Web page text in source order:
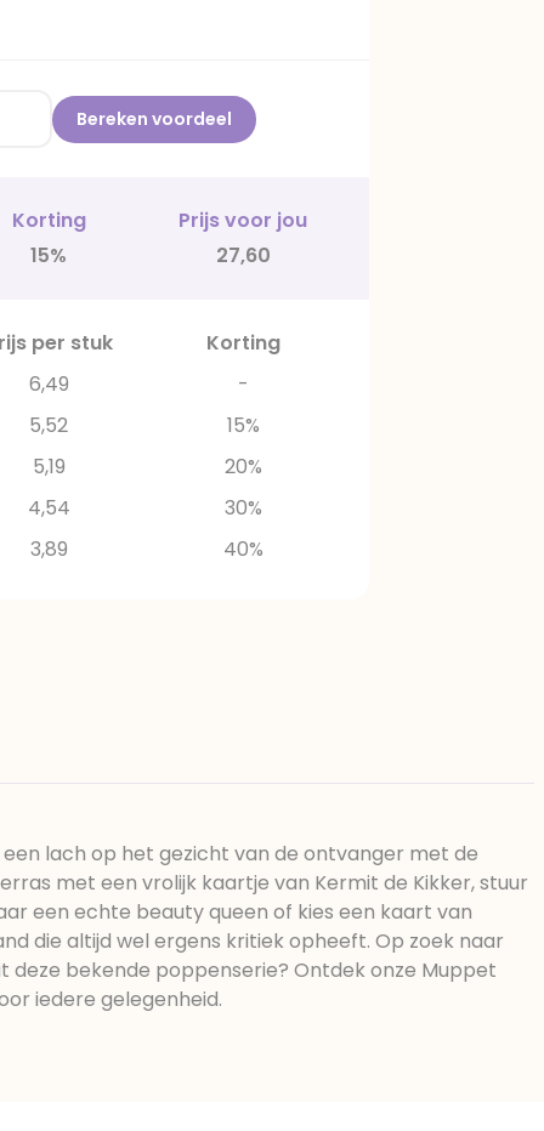
Bereken voordeel
Korting
Prijs voor jou
15%
27,60
per stuk
Korting
6,49
-
5,52
15%
5,19
20%
4,54
30%
3,89
40%
lach op het gezicht van de ontvanger met de
met een vrolijk kaartje van Kermit de Kikker, stuur
een echte beauty queen of kies een kaart van
die altijd wel ergens kritiek opheeft. Op zoek naar
deze bekende poppenserie? Ontdek onze Muppet
iedere gelegenheid.